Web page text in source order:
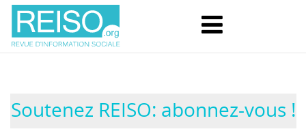
Soutenez REISO: abonnez-vous !